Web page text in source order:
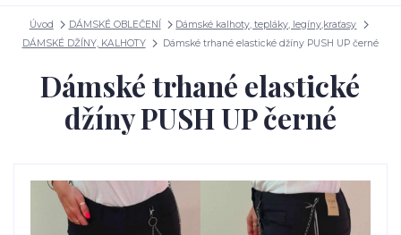
Úvod DÁMSKÉ OBLEČENÍ
Dámské kalhoty, tepláky, legíny,kraťasy
DÁMSKÉ DŽÍNY, KALHOTY
Dámské trhané elastické džíny PUSH UP černé
Dámské trhané elastické
džíny PUSH UP černé